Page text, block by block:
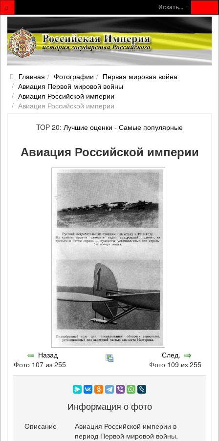
Искать...
Главная Фотографии
Первая мировая война
Авиация Первой мировой войны
Авиация Российской империи
Авиация Российской империи
TOP 20: Лучшие оценки - Самые популярные
Авиация Российской империи
Назад
Фото 107 из 255
След.
Фото 109 из 255
Информация о фото
Описание
Авиация Российской империи в
период Первой мировой войны.